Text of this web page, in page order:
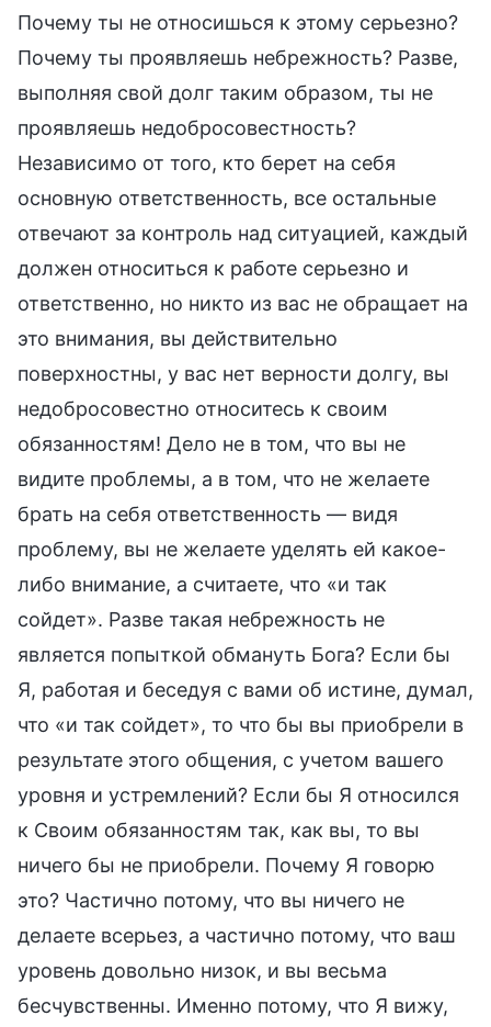
Почему ты не относишься к этому серьезно?
Почему ты проявляешь небрежность? Разве,
выполняя свой долг таким образом, ты не
проявляешь недобросовестность?
Независимо от того, кто берет на себя
основную ответственность, все остальные
отвечают за контроль над ситуацией, каждый
должен относиться к работе серьезно и
ответственно, но никто из вас не обращает на
это внимания, вы действительно
поверхностны, у вас нет верности долгу, вы
недобросовестно относитесь к своим
обязанностям! Дело не в том, что вы не
видите проблемы, а в том, что не желаете
брать на себя ответственность — видя
проблему, вы не желаете уделять ей какое-
либо внимание, а считаете, что «и так
сойдет». Разве такая небрежность не
является попыткой обмануть Бога? Если бы
Я, работая и беседуя с вами об истине, думал,
что «и так сойдет», то что бы вы приобрели в
результате этого общения, с учетом вашего
уровня и устремлений? Если бы Я относился
к Своим обязанностям так, как вы, то вы
ничего бы не приобрели. Почему Я говорю
это? Частично потому, что вы ничего не
делаете всерьез, а частично потому, что ваш
уровень довольно низок, и вы весьма
бесчувственны. Именно потому, что Я вижу,